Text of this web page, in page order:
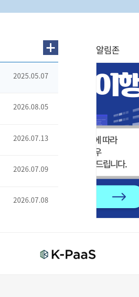
2025.05.07
2026.08.05
2026.07.13
2026.07.09
2026.07.08
알림존